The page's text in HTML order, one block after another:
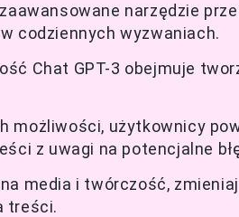
narzędzie
codziennych wyzwaniach.
Chat GPT-3 obejmuje
możliwości, użytkownicy
z uwagi na potencjalne
na media i twórczość,
treści.